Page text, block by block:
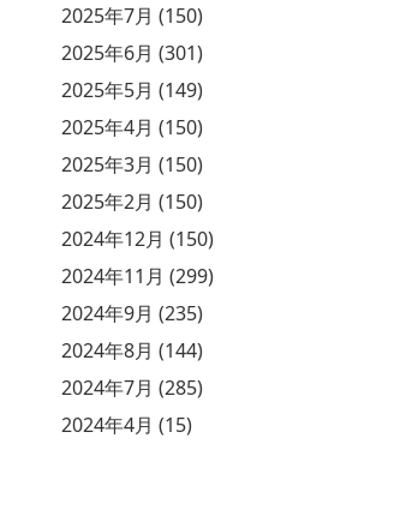
2025年7月 (150)
2025年6月 (301)
2025年5月 (149)
2025年4月 (150)
2025年3月 (150)
2025年2月 (150)
2024年12月 (150)
2024年11月 (299)
2024年9月 (235)
2024年8月 (144)
2024年7月 (285)
2024年4月 (15)